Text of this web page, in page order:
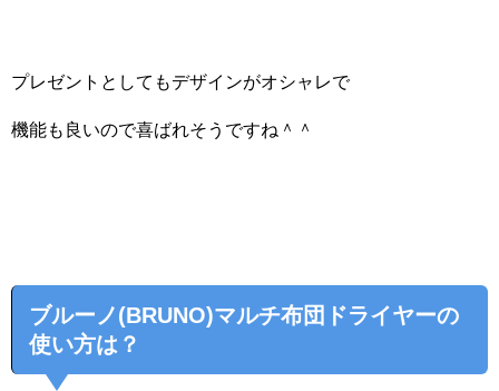
プレゼントとしてもデザインがオシャレで
機能も良いので喜ばれそうですね＾＾
ブルーノ(BRUNO)マルチ布団ドライヤーの
使い方は？